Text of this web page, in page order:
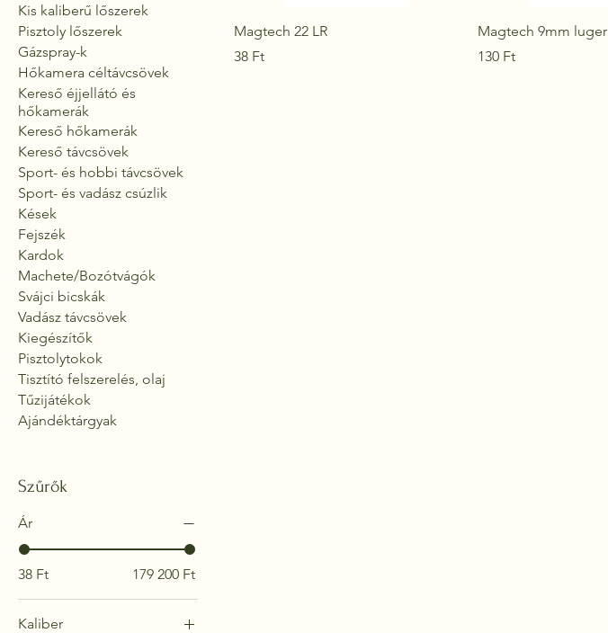
Kis kaliberű lőszerek
Pisztoly lőszerek
Gázspray-k
Hőkamera céltávcsövek
Kereső éjjellátó és
hőkamerák
Kereső hőkamerák
Kereső távcsövek
Sport- és hobbi távcsövek
Sport- és vadász csúzlik
Kések
Fejszék
Kardok
Machete/Bozótvágók
Svájci bicskák
Vadász távcsövek
Kiegészítők
Pisztolytokok
Tisztító felszerelés, olaj
Tűzijátékok
Ajándéktárgyak
Szűrők
Ár
38 Ft 179 200 Ft
Kaliber
Magtech 22 LR
Ár
38 Ft
Magtech 9mm luger
Ár
130 Ft